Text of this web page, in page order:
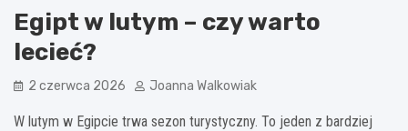
Egipt w lutym – czy warto
lecieć?
2 czerwca 2026 Joanna Walkowiak
W lutym w Egipcie trwa sezon turystyczny. To jeden z bardziej